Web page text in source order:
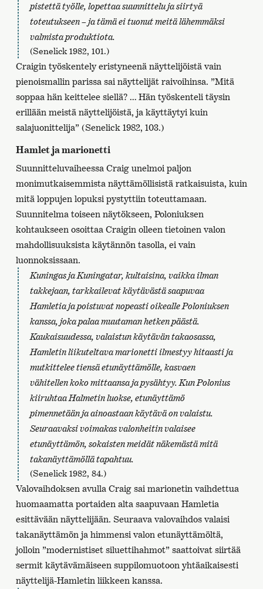
pistettä työlle, lopettaa suunnittelu ja siirtyä
toteutukseen – ja tämä ei tuonut meitä lähemmäksi
valmista produktiota.
(Senelick 1982, 101.)
Craigin työskentely eristyneenä näyttelijöistä vain
pienoismallin parissa sai näyttelijät raivoihinsa. ”Mitä
soppaa hän keittelee siellä? … Hän työskenteli täysin
erillään meistä näyttelijöistä, ja käyttäytyi kuin
salajuonittelija” (Senelick 1982, 103.)
Hamlet ja marionetti
Suunnitteluvaiheessa Craig unelmoi paljon
monimutkaisemmista näyttämöllisistä ratkaisuista, kuin
mitä loppujen lopuksi pystyttiin toteuttamaan.
Suunnitelma toiseen näytökseen, Poloniuksen
kohtaukseen osoittaa Craigin olleen tietoinen valon
mahdollisuuksista käytännön tasolla, ei vain
luonnoksissaan.
Kuningas ja Kuningatar, kultaisina, vaikka ilman
takkejaan, tarkkailevat käytävästä saapuvaa
Hamletia ja poistuvat nopeasti oikealle Poloniuksen
kanssa, joka palaa muutaman hetken päästä.
Kaukaisuudessa, valaistun käytävän takaosassa,
Hamletin liikuteltava marionetti ilmestyy hitaasti ja
mutkittelee tiensä etunäyttämölle, kasvaen
vähitellen koko mittaansa ja pysähtyy. Kun Polonius
kiiruhtaa Halmetin luokse, etunäyttämö
pimennetään ja ainoastaan käytävä on valaistu.
Seuraavaksi voimakas valonheitin valaisee
etunäyttämön, sokaisten meidät näkemästä mitä
takanäyttämöllä tapahtuu.
(Senelick 1982, 84.)
Valovaihdoksen avulla Craig sai marionetin vaihdettua
huomaamatta portaiden alta saapuvaan Hamletia
esittävään näyttelijään. Seuraava valovaihdos valaisi
takanäyttämön ja himmensi valon etunäyttämöltä,
jolloin ”modernistiset siluettihahmot” saattoivat siirtää
sermit käytävämäiseen suppilomuotoon yhtäaikaisesti
näyttelijä-Hamletin liikkeen kanssa.